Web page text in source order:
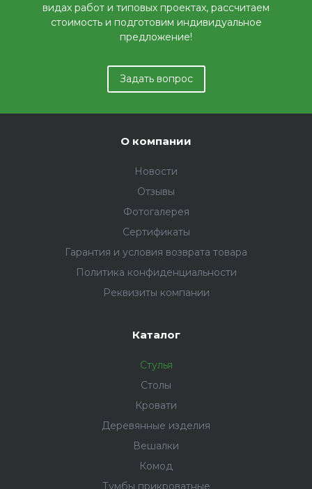
видах работ и типовых проектах, рассчитаем
стоимость и подготовим индивидуальное
предложение!
Задать вопрос
О компании
Новости
Отзывы
Фотогалерея
Сертификаты
Гарантия и условия возврата товара
Политика конфиденциальности
Реквизиты компании
Каталог
Стулья
Столы
Кровати
Деревянные изделия
Вешалки
Комод
Тумбы прикроватные